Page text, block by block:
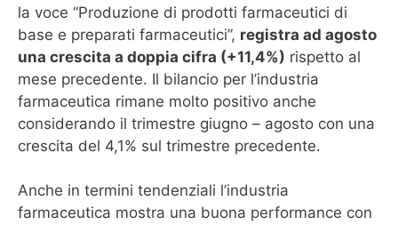
la voce “Produzione di prodotti farmaceutici di
base e preparati farmaceutici”, registra ad agosto
una crescita a doppia cifra (+11,4%) rispetto al
mese precedente. Il bilancio per l’industria
farmaceutica rimane molto positivo anche
considerando il trimestre giugno – agosto con una
crescita del 4,1% sul trimestre precedente.
Anche in termini tendenziali l’industria
farmaceutica mostra una buona performance con